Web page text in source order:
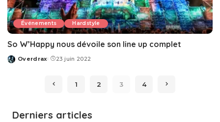
Événements Hardstyle
So W’Happy nous dévoile son line up complet
Posted
Overdrax 23 juin 2022
1 2 3 4
Derniers articles